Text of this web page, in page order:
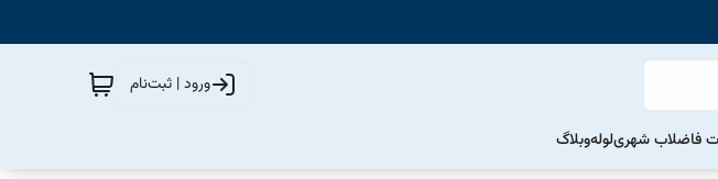
ورود | ثبت‌نام
فاضلاب شهریلولهوبلاگ